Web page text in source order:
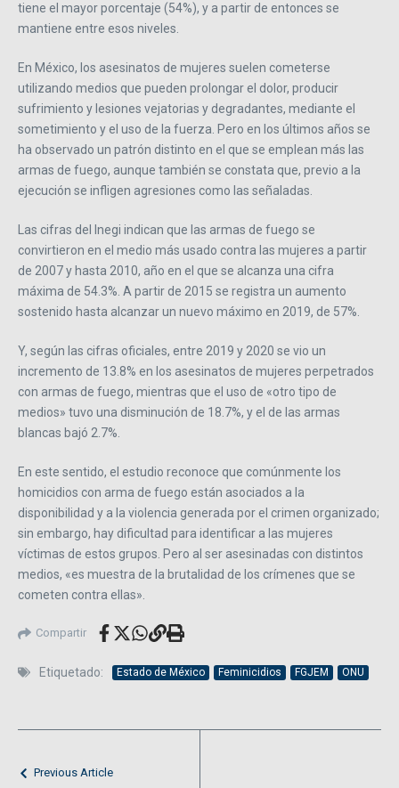
tiene el mayor porcentaje (54%), y a partir de entonces se
mantiene entre esos niveles.
En México, los asesinatos de mujeres suelen cometerse
utilizando medios que pueden prolongar el dolor, producir
sufrimiento y lesiones vejatorias y degradantes, mediante el
sometimiento y el uso de la fuerza. Pero en los últimos años se
ha observado un patrón distinto en el que se emplean más las
armas de fuego, aunque también se constata que, previo a la
ejecución se infligen agresiones como las señaladas.
Las cifras del Inegi indican que las armas de fuego se
convirtieron en el medio más usado contra las mujeres a partir
de 2007 y hasta 2010, año en el que se alcanza una cifra
máxima de 54.3%. A partir de 2015 se registra un aumento
sostenido hasta alcanzar un nuevo máximo en 2019, de 57%.
Y, según las cifras oficiales, entre 2019 y 2020 se vio un
incremento de 13.8% en los asesinatos de mujeres perpetrados
con armas de fuego, mientras que el uso de «otro tipo de
medios» tuvo una disminución de 18.7%, y el de las armas
blancas bajó 2.7%.
En este sentido, el estudio reconoce que comúnmente los
homicidios con arma de fuego están asociados a la
disponibilidad y a la violencia generada por el crimen organizado;
sin embargo, hay dificultad para identificar a las mujeres
víctimas de estos grupos. Pero al ser asesinadas con distintos
medios, «es muestra de la brutalidad de los crímenes que se
cometen contra ellas».
Compartir
Etiquetado: Estado de México Feminicidios FGJEM ONU
Previous Article